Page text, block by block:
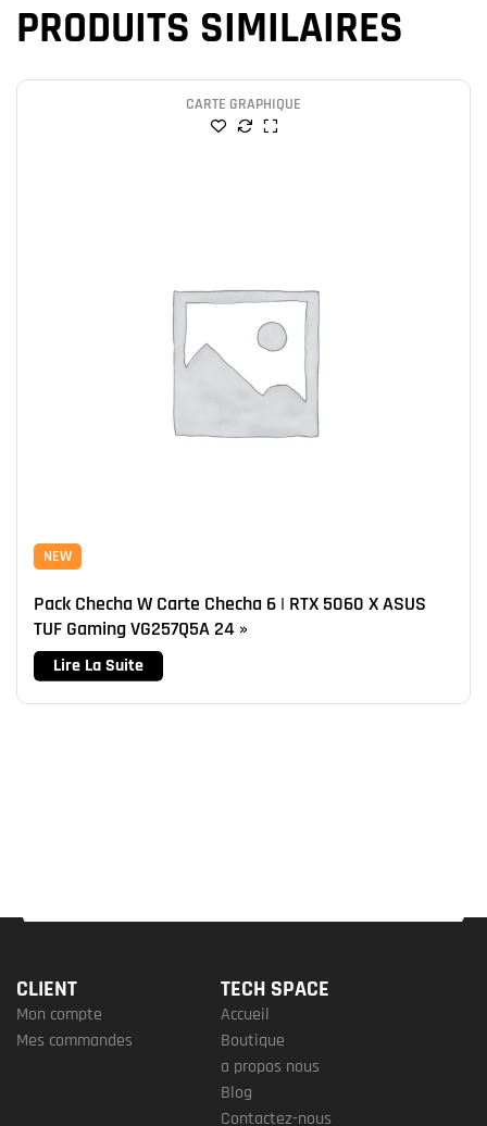
PRODUITS SIMILAIRES
CARTE GRAPHIQUE
NEW
Pack Checha W Carte Checha 6 | RTX 5060 X ASUS
TUF Gaming VG257Q5A 24 »
Lire La Suite
CLIENT
Mon compte
Mes commandes
TECH SPACE
Accueil
Boutique
a propos nous
Blog
Contactez-nous